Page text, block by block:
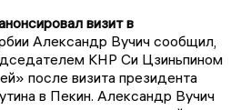
визит в
Александр Вучич сообщил,
КНР Си Цзиньпином
после визита президента
в Пекин. Александр Вучич